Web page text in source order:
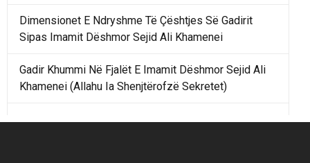
Dimensionet E Ndryshme Të Çështjes Së Gadirit
Sipas Imamit Dëshmor Sejid Ali Khamenei
Gadir Khummi Në Fjalët E Imamit Dëshmor Sejid Ali
Khamenei (Allahu Ia Shenjtërofzë Sekretet)